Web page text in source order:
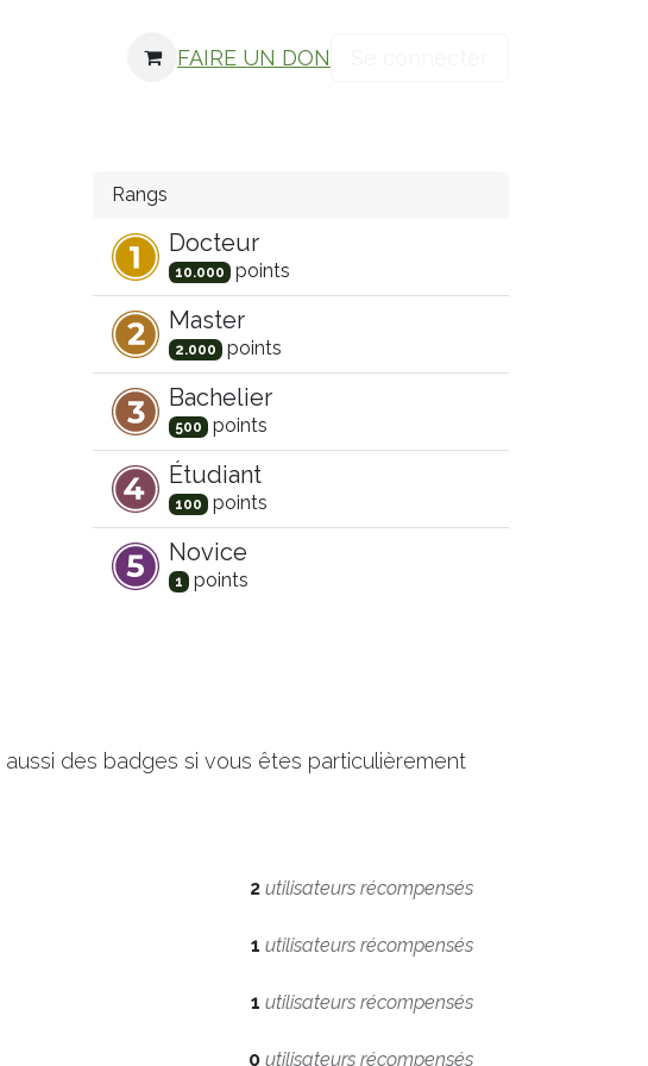
FAIRE UN DON
Rangs
Docteur
10.000 points
Master
2.000 points
Bachelier
500 points
Étudiant
100 points
Novice
1 points
des badges si vous êtes particulièrement
2 utilisateurs récompensés
1 utilisateurs récompensés
1 utilisateurs récompensés
0 utilisateurs récompensés